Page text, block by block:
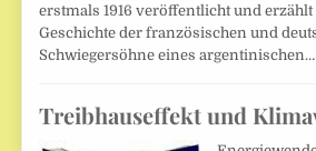
erstmals 1916 veröffentlicht und
Geschichte der französischen und
Schwiegersöhne eines
Treibhauseffekt und